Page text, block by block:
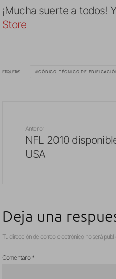
¡Mucha suerte a todos!
Store
ETIQUETAS CÓDIGO TÉCNICO DE
Anterior
NFL 2010
USA
Deja una
Tu dirección de correo electrónico no será
Comentario *